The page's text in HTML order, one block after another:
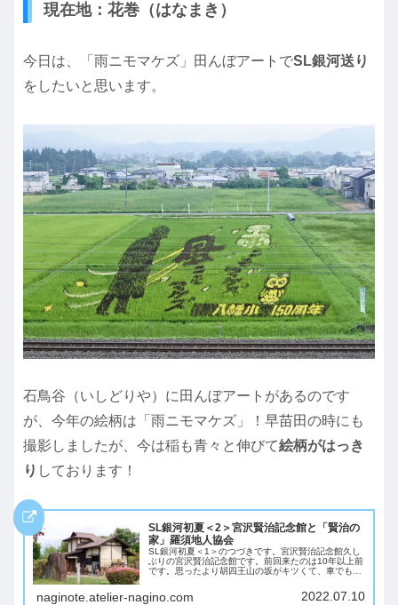
現在地：花巻（はなまき）
今日は、「雨ニモマケズ」田んぼアートでSL銀河送り
をしたいと思います。
石鳥谷（いしどりや）に田んぼアートがあるのです
が、今年の絵柄は「雨ニモマケズ」！早苗田の時にも
撮影しましたが、今は稲も青々と伸びて絵柄がはっき
り しております！
SL銀河初夏＜2＞宮沢賢治記念館と「賢治の
家」羅須地人協会
SL銀河初夏＜1＞のつづきです。宮沢賢治記念館久し
ぶりの宮沢賢治記念館です。前回来たのは10年以上前
です。思ったより胡四王山の坂がキツくて、車でもパ
が、今はよく歩けたもんだとちょっとビックリ。賢...
naginote.atelier-nagino.com 2022.07.10